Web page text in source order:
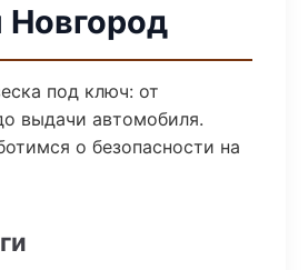
Новгород
под ключ: от
выдачи автомобиля.
о безопасности на